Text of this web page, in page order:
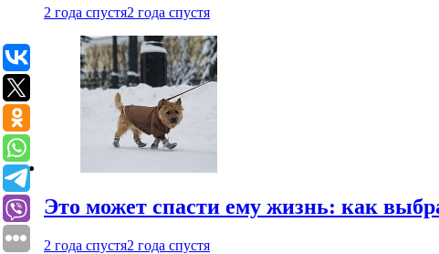
2 года спустя2 года спустя
Это может спасти ему жизнь: как
2 года спустя2 года спустя